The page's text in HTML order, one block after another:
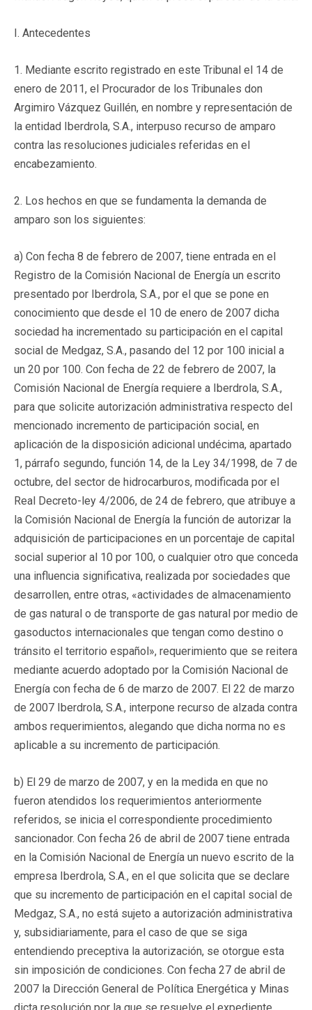
I. Antecedentes
1. Mediante escrito registrado en este Tribunal el 14 de
enero de 2011, el Procurador de los Tribunales don
Argimiro Vázquez Guillén, en nombre y representación de
la entidad Iberdrola, S.A., interpuso recurso de amparo
contra las resoluciones judiciales referidas en el
encabezamiento.
2. Los hechos en que se fundamenta la demanda de
amparo son los siguientes:
a) Con fecha 8 de febrero de 2007, tiene entrada en el
Registro de la Comisión Nacional de Energía un escrito
presentado por Iberdrola, S.A., por el que se pone en
conocimiento que desde el 10 de enero de 2007 dicha
sociedad ha incrementado su participación en el capital
social de Medgaz, S.A., pasando del 12 por 100 inicial a
un 20 por 100. Con fecha de 22 de febrero de 2007, la
Comisión Nacional de Energía requiere a Iberdrola, S.A.,
para que solicite autorización administrativa respecto del
mencionado incremento de participación social, en
aplicación de la disposición adicional undécima, apartado
1, párrafo segundo, función 14, de la Ley 34/1998, de 7 de
octubre, del sector de hidrocarburos, modificada por el
Real Decreto-ley 4/2006, de 24 de febrero, que atribuye a
la Comisión Nacional de Energía la función de autorizar la
adquisición de participaciones en un porcentaje de capital
social superior al 10 por 100, o cualquier otro que conceda
una influencia significativa, realizada por sociedades que
desarrollen, entre otras, «actividades de almacenamiento
de gas natural o de transporte de gas natural por medio de
gasoductos internacionales que tengan como destino o
tránsito el territorio español», requerimiento que se reitera
mediante acuerdo adoptado por la Comisión Nacional de
Energía con fecha de 6 de marzo de 2007. El 22 de marzo
de 2007 Iberdrola, S.A., interpone recurso de alzada contra
ambos requerimientos, alegando que dicha norma no es
aplicable a su incremento de participación.
b) El 29 de marzo de 2007, y en la medida en que no
fueron atendidos los requerimientos anteriormente
referidos, se inicia el correspondiente procedimiento
sancionador. Con fecha 26 de abril de 2007 tiene entrada
en la Comisión Nacional de Energía un nuevo escrito de la
empresa Iberdrola, S.A., en el que solicita que se declare
que su incremento de participación en el capital social de
Medgaz, S.A., no está sujeto a autorización administrativa
y, subsidiariamente, para el caso de que se siga
entendiendo preceptiva la autorización, se otorgue esta
sin imposición de condiciones. Con fecha 27 de abril de
2007 la Dirección General de Política Energética y Minas